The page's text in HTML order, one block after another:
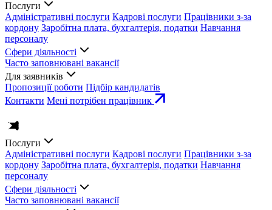
Послуги
Адміністративні послуги Кадрові послуги Працівники з-за
кордону Заробітна плата, бухгалтерія, податки Навчання
персоналу
Сфери діяльності
Часто заповнювані вакансії
Для заявників
Пропозиції роботи Підбір кандидатів
Контакти Мені потрібен працівник
Послуги
Адміністративні послуги Кадрові послуги Працівники з-за
кордону Заробітна плата, бухгалтерія, податки Навчання
персоналу
Сфери діяльності
Часто заповнювані вакансії